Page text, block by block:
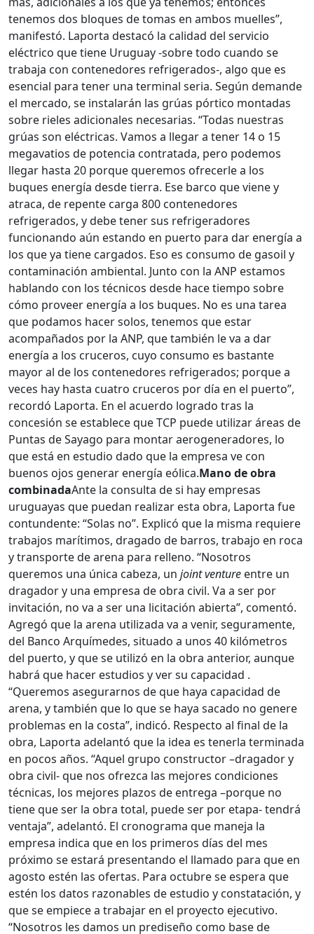
tenemos dos bloques de tomas en ambos muelles”,
manifestó. Laporta destacó la calidad del servicio
eléctrico que tiene Uruguay -sobre todo cuando se
trabaja con contenedores refrigerados-, algo que es
esencial para tener una terminal seria. Según demande
el mercado, se instalarán las grúas pórtico montadas
sobre rieles adicionales necesarias. “Todas nuestras
grúas son eléctricas. Vamos a llegar a tener 14 o 15
megavatios de potencia contratada, pero podemos
llegar hasta 20 porque queremos ofrecerle a los
buques energía desde tierra. Ese barco que viene y
atraca, de repente carga 800 contenedores
refrigerados, y debe tener sus refrigeradores
funcionando aún estando en puerto para dar energía a
los que ya tiene cargados. Eso es consumo de gasoil y
contaminación ambiental. Junto con la ANP estamos
hablando con los técnicos desde hace tiempo sobre
cómo proveer energía a los buques. No es una tarea
que podamos hacer solos, tenemos que estar
acompañados por la ANP, que también le va a dar
energía a los cruceros, cuyo consumo es bastante
mayor al de los contenedores refrigerados; porque a
veces hay hasta cuatro cruceros por día en el puerto”,
recordó Laporta. En el acuerdo logrado tras la
concesión se establece que TCP puede utilizar áreas de
Puntas de Sayago para montar aerogeneradores, lo
que está en estudio dado que la empresa ve con
buenos ojos generar energía eólica.Mano de obra
combinadaAnte la consulta de si hay empresas
uruguayas que puedan realizar esta obra, Laporta fue
contundente: “Solas no”. Explicó que la misma requiere
trabajos marítimos, dragado de barros, trabajo en roca
y transporte de arena para relleno. “Nosotros
queremos una única cabeza, un joint venture entre un
dragador y una empresa de obra civil. Va a ser por
invitación, no va a ser una licitación abierta”, comentó.
Agregó que la arena utilizada va a venir, seguramente,
del Banco Arquímedes, situado a unos 40 kilómetros
del puerto, y que se utilizó en la obra anterior, aunque
habrá que hacer estudios y ver su capacidad .
“Queremos asegurarnos de que haya capacidad de
arena, y también que lo que se haya sacado no genere
problemas en la costa”, indicó. Respecto al final de la
obra, Laporta adelantó que la idea es tenerla terminada
en pocos años. “Aquel grupo constructor –dragador y
obra civil- que nos ofrezca las mejores condiciones
técnicas, los mejores plazos de entrega –porque no
tiene que ser la obra total, puede ser por etapa- tendrá
ventaja”, adelantó. El cronograma que maneja la
empresa indica que en los primeros días del mes
próximo se estará presentando el llamado para que en
agosto estén las ofertas. Para octubre se espera que
estén los datos razonables de estudio y constatación, y
que se empiece a trabajar en el proyecto ejecutivo.
“Nosotros les damos un prediseño como base de